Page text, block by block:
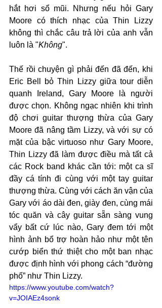
hắt hơi sổ mũi. Nhưng nếu hỏi Gary
Moore có thích nhạc của Thin Lizzy
không thì chắc câu trả lời của anh vẫn
luôn là "Không".
Thế rồi chuyện gì phải đến đã đến, khi
Eric Bell bỏ Thin Lizzy giữa tour diễn
quanh Ireland, Gary Moore là người
được chọn. Không ngạc nhiên khi trình
độ chơi guitar thượng thừa của Gary
Moore đã nâng tầm Lizzy, và với sự có
mặt của bậc virtuoso như Gary Moore,
Thin Lizzy đã làm được điều mà tất cả
các Rock band khác cần tới: một ca sĩ
đầy cá tính đi cùng với một tay guitar
thượng thừa. Cùng với cách ăn vận của
Gary với áo dài đen, giày đen, cùng mái
tóc quăn và cây guitar sẵn sàng vung
vẩy bất cứ lúc nào, Gary đem tới một
hình ảnh bổ trợ hoàn hảo như một tên
cướp biển thứ thiệt cho một ban nhạc
được định hình với phong cách “đường
phố” như Thin Lizzy.
https://www.youtube.com/watch?
v=JOIAEz4sonk